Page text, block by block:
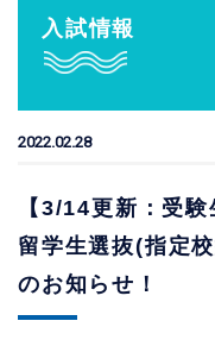
入試情報
2022.02.28
【3/14更新：受
留学生選抜(指定
のお知らせ！